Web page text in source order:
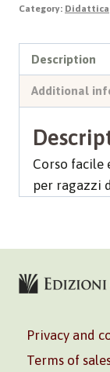
Category: Didattica
Description
Additional
Corso facile
per ragazzi
Privacy and
Terms of